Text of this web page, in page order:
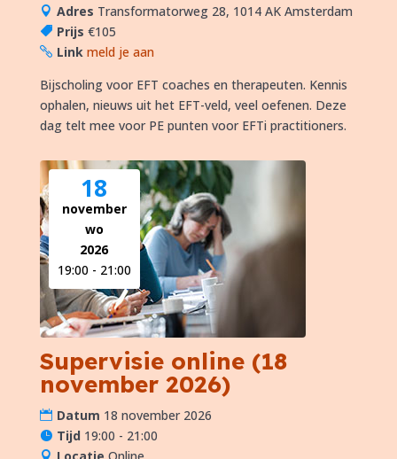
Adres Transformatorweg 28, 1014 AK Amsterdam
Prijs €105
Link meld je aan
Bijscholing voor EFT coaches en therapeuten. Kennis
ophalen, nieuws uit het EFT-veld, veel oefenen. Deze
dag telt mee voor PE punten voor EFTi practitioners.
18
november
wo
2026
19:00 - 21:00
Supervisie online (18
november 2026)
Datum 18 november 2026
Tijd 19:00 - 21:00
Locatie Online